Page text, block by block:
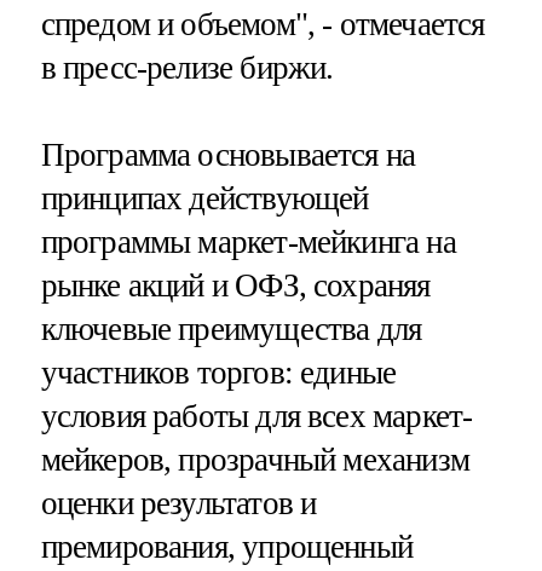
спредом и объемом", - отмечается
в пресс-релизе биржи.
Программа основывается на
принципах действующей
программы маркет-мейкинга на
рынке акций и ОФЗ, сохраняя
ключевые преимущества для
участников торгов: единые
условия работы для всех маркет-
мейкеров, прозрачный механизм
оценки результатов и
премирования, упрощенный